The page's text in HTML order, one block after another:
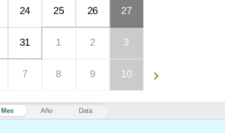
Mes Año Data
24 25 26 27
31 1 2 3
7 8 9 10